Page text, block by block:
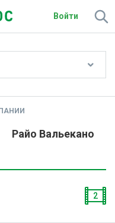
Войти
Райо Вальекано
2